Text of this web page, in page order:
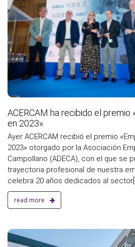
ACERCAM ha recibido el
en 2023»
Ayer ACERCAM recibió el premio
2023» otorgado por la Asociación
Campollano (ADECA), con el que se
trayectoria profesional de nuestra
celebra 20 años dedicados al
read more